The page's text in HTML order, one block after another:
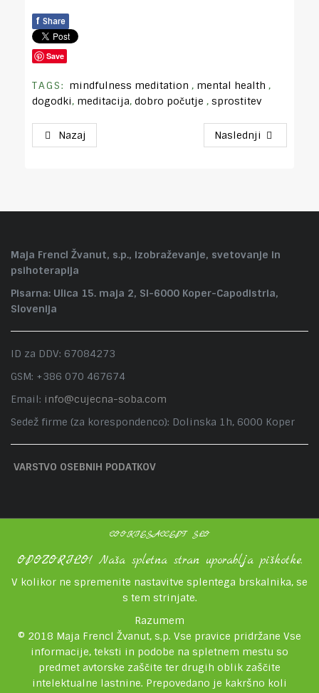
f Share
Save
TAGS: mindfulness meditation , mental health ,
dogodki, meditacija, dobro počutje , sprostitev
Nazaj Naslednji
Maja Frencl Žvanut, s.p., izobraževanje, svetovanje in
psihoterapija
Pisarna: Ulica 15. maja 2, SI-6000 Koper-Capodistria,
Slovenija
ID za DDV: 67084273
GSM: +386 070 467674
Email: info@cujecna-soba.com
Sedež firme (za korespondenco): Dolinska 1h, 6000 Koper
VARSTVO OSEBNIH PODATKOV
COOKIESACCEPT SLO
OPOZORILO! Naša spletna stran uporablja piškotke.
V kolikor ne spremenite nastavitve splentega brskalnika, se
s tem strinjate.
Razumem
© 2018 Maja Frencl Žvanut, s.p. Vse pravice pridržane Vse
informacije, teksti in podobe na spletnem mestu so
predmet avtorske zaščite ter drugih oblik zaščite
intelektualne lastnine. Prepovedano je kakršno koli